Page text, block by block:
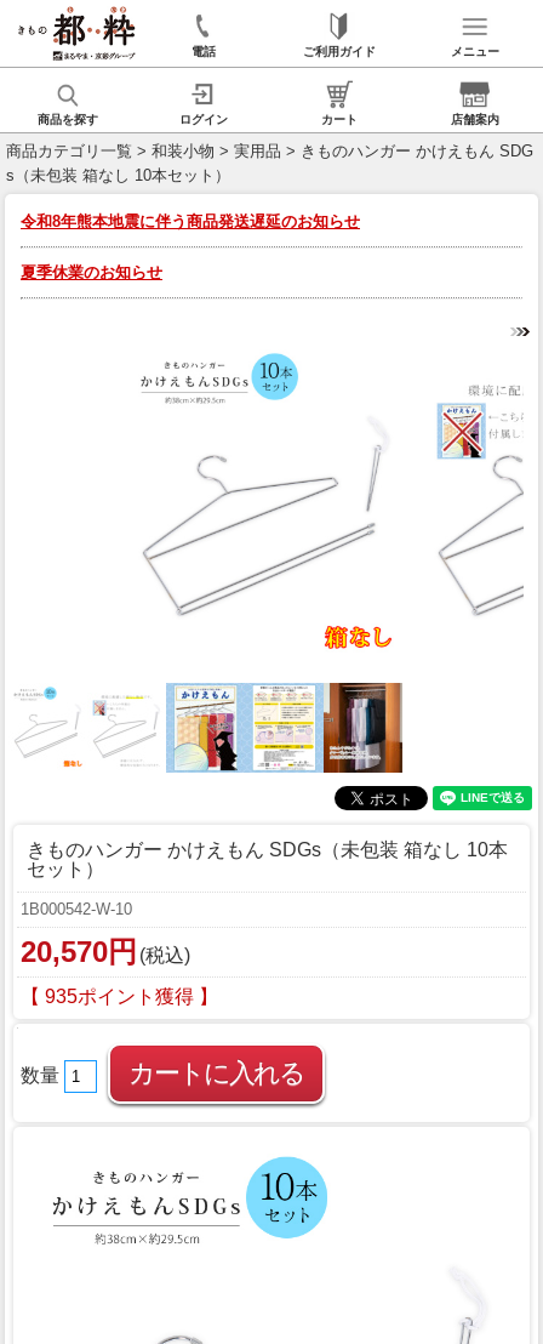
電話 ご利用ガイド メニュー
商品を探す ログイン カート 店舗案内
商品カテゴリ一覧 > 和装小物 > 実用品 > きものハンガー かけえもん SDG
s（未包装 箱なし 10本セット）
令和8年熊本地震に伴う商品発送遅延のお知らせ
夏季休業のお知らせ
きものハンガー かけえもん SDGs（未包装 箱なし 10本
セット）
1B000542-W-10
20,570円 (税込)
【 935ポイント獲得 】
数量